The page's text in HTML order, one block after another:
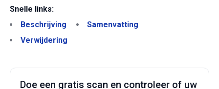
Snelle links:
Beschrijving
Samenvatting
Verwijdering
Doe een gratis scan en controleer of uw